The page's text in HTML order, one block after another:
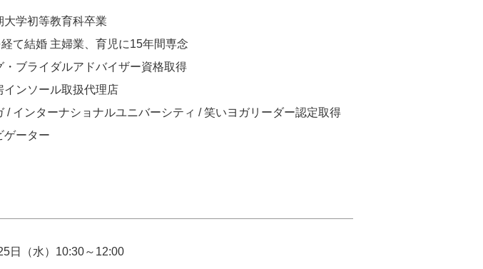
大学初等教育科卒業
て結婚 主婦業、育児に15年間専念
ブライダルアドバイザー資格取得
ンソール取扱代理店
インターナショナルユニバーシティ / 笑いヨガリーダー認定取得
ーター
日（水）10:30～12:00